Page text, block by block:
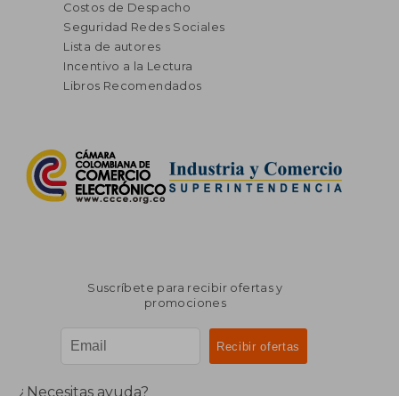
Costos de Despacho
Seguridad Redes Sociales
Lista de autores
Incentivo a la Lectura
Libros Recomendados
Suscríbete para recibir ofertas y
promociones
¿Necesitas ayuda?